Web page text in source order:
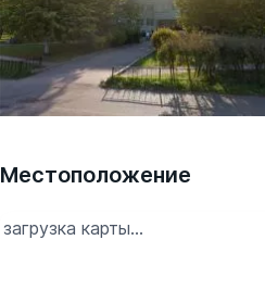
Местоположение
загрузка карты...